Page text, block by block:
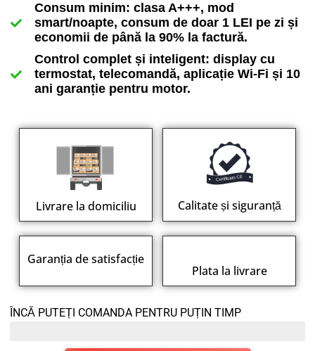
Consum minim: clasa A+++, mod
smart/noapte, consum de doar 1 LEI pe zi și
economii de până la 90% la factură.
Control complet și inteligent: display cu
termostat, telecomandă, aplicație Wi-Fi și 10
ani garanție pentru motor.
Livrare la domiciliu Calitate și siguranță
Garanția de satisfacție
Plata la livrare
ÎNCĂ PUTEȚI COMANDA PENTRU PUȚIN TIMP